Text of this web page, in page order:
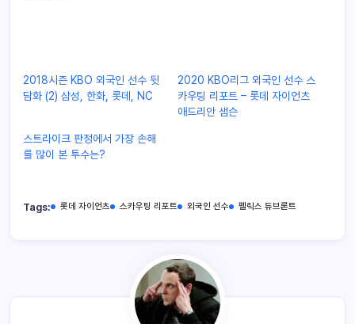
2018시즌 KBO 외국인 선수 뒷
담화 (2) 삼성, 한화, 롯데, NC
2020 KBO리그 외국인 선수 스
카우팅 리포트 – 롯데 자이언츠
애드리안 샘슨
스트라이크 판정에서 가장 손해
를 많이 본 투수는?
Tags: 롯데 자이언츠 스카우팅 리포트 외국인 선수 펠릭스 듀브론트